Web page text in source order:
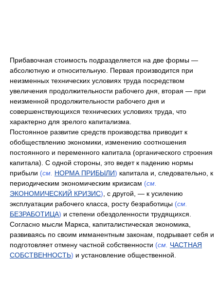
Прибавочная стоимость подразделяется на две формы —
абсолютную и относительную. Первая производится при
неизменных технических условиях труда посредством
увеличения продолжительности рабочего дня, вторая — при
неизменной продолжительности рабочего дня и
совершенствующихся технических условиях труда, что
характерно для зрелого капитализма.
Постоянное развитие средств производства приводит к
обобществлению экономики, изменению соотношения
постоянного и переменного капитала (органического строения
капитала). С одной стороны, это ведет к падению нормы
прибыли (см. НОРМА ПРИБЫЛИ) капитала и, следовательно, к
периодическим экономическим кризисам (см.
ЭКОНОМИЧЕСКИЙ КРИЗИС) , с другой, — к усилению
эксплуатации рабочего класса, росту безработицы (см.
БЕЗРАБОТИЦА) и степени обездоленности трудящихся.
Согласно мысли Маркса, капиталистическая экономика,
развиваясь по своим имманентным законам, подрывает себя и
подготовляет отмену частной собственности (см. ЧАСТНАЯ
СОБСТВЕННОСТЬ) и установление общественной.